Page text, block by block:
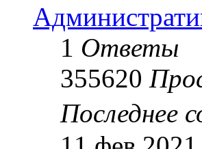
1 Ответы
355620
Последнее